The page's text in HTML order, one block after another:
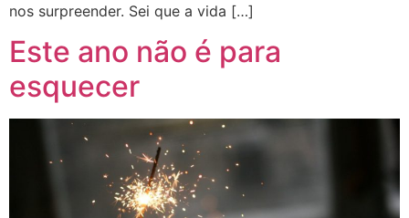
nos surpreender. Sei que a vida […]
Este ano não é para
esquecer